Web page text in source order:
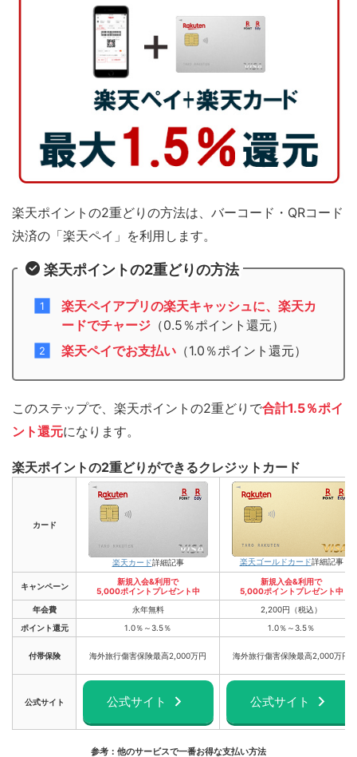
楽天ポイントの2重どりの方法は、バーコード・QRコード
決済の「楽天ペイ」を利用します。
楽天ポイントの2重どりの方法
楽天ペイアプリの楽天キャッシュに、楽天カ
ードでチャージ （0.5％ポイント還元）
楽天ペイでお支払い （1.0％ポイント還元）
このステップで、楽天ポイントの2重どりで合計1.5％ポイ
ント還元になります。
楽天ポイントの2重どりができるクレジットカード
カード
楽天カード詳細記事 楽天ゴールドカード詳細記事
キャンペーン
新規入会&利用で
5,000ポイントプレゼント中
新規入会&利用で
5,000ポイントプレゼント中
年会費
永年無料
2,200円（税込）
ポイント還元
1.0％～3.5％ 1.0％～3.5％
付帯保険 海外旅行傷害保険最高2,000万円 海外旅行傷害保険最高2,000万円
公式サイト 公式サイト 公式サイト
参考：他のサービスで一番お得な支払い方法